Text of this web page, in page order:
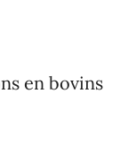
en bovins